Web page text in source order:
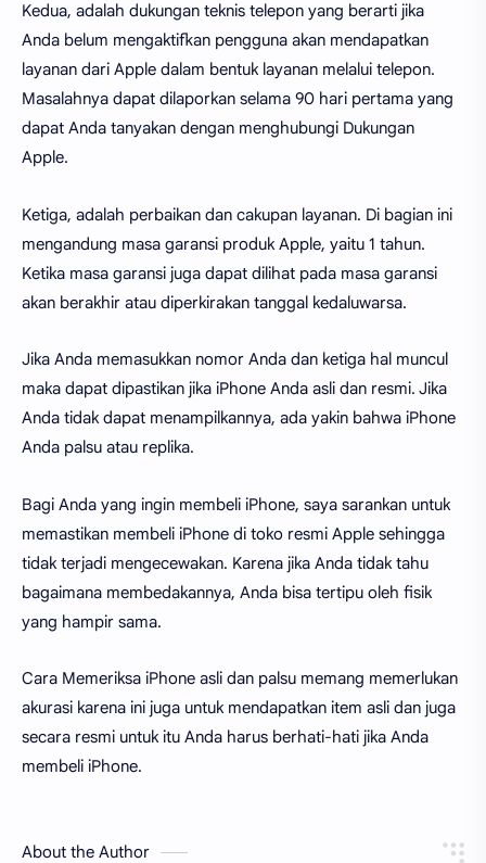
Kedua, adalah dukungan teknis telepon yang berarti jika
Anda belum mengaktifkan pengguna akan mendapatkan
layanan dari Apple dalam bentuk layanan melalui telepon.
Masalahnya dapat dilaporkan selama 90 hari pertama yang
dapat Anda tanyakan dengan menghubungi Dukungan
Apple.
Ketiga, adalah perbaikan dan cakupan layanan. Di bagian ini
mengandung masa garansi produk Apple, yaitu 1 tahun.
Ketika masa garansi juga dapat dilihat pada masa garansi
akan berakhir atau diperkirakan tanggal kedaluwarsa.
Jika Anda memasukkan nomor Anda dan ketiga hal muncul
maka dapat dipastikan jika iPhone Anda asli dan resmi. Jika
Anda tidak dapat menampilkannya, ada yakin bahwa iPhone
Anda palsu atau replika.
Bagi Anda yang ingin membeli iPhone, saya sarankan untuk
memastikan membeli iPhone di toko resmi Apple sehingga
tidak terjadi mengecewakan. Karena jika Anda tidak tahu
bagaimana membedakannya, Anda bisa tertipu oleh fisik
yang hampir sama.
Cara Memeriksa iPhone asli dan palsu memang memerlukan
akurasi karena ini juga untuk mendapatkan item asli dan juga
secara resmi untuk itu Anda harus berhati-hati jika Anda
membeli iPhone.
About the Author